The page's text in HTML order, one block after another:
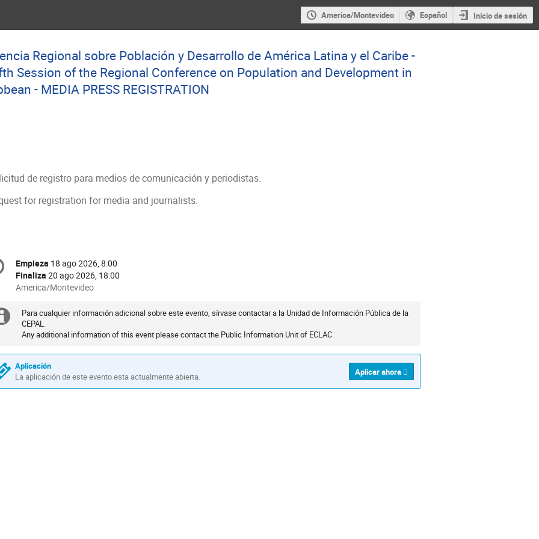
America/Montevideo Español Inicio de sesión
Regional sobre Población y Desarrollo de América Latina y el Caribe -
Session of the Regional Conference on Population and Development in
- MEDIA PRESS REGISTRATION
de registro para medios de comunicación y periodistas.
for registration for media and journalists.
Fecha/Hora
Empieza 18 ago 2026, 8:00
Finaliza 20 ago 2026, 18:00
All
are
in
America/Montevideo
America/Montevideo
Información
extra
Para cualquier información adicional sobre este evento, sírvase contactar a la Unidad de Información Pública de la
CEPAL.
Any additional information of this event please contact the Public Information Unit of ECLAC
Aplicación
La aplicación de este evento esta actualmente abierta.
Aplicar ahora